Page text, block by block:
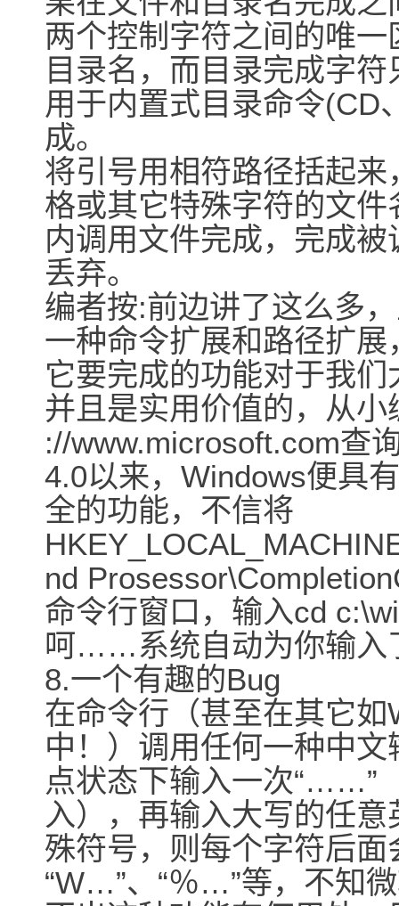
两个控制字符之间的唯
目录名，而目录完成字
用于内置式目录命令(CD
成。
将引号用相符路径括起
格或其它特殊字符的文
内调用文件完成，完成
丢弃。
编者按:前边讲了这么多
一种命令扩展和路径扩展
它要完成的功能对于我
并且是实用价值的，从小
://www.microsoft.com查
4.0以来，Windows便具
全的功能，不信将
nd
命令行窗口，输入cd
呵……系统自动为你输入
8.一个有趣的Bug
在命令行（甚至在其它
中！）调用任何一种中
点状态下输入一次“……”
入），再输入大写的任
殊符号，则每个字符后
“W…”、“％…”等，不知